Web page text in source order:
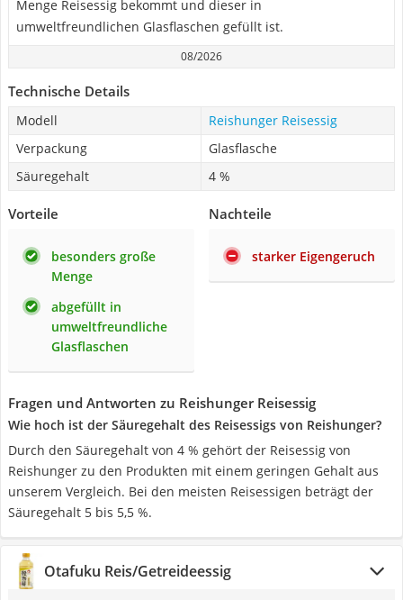
Menge Reisessig bekommt und dieser in
umweltfreundlichen Glasflaschen gefüllt ist.
08/2026
Technische Details
Modell
Reishunger Reisessig
Verpackung
Glasflasche
Säuregehalt
4 %
Vorteile
besonders große
Menge
abgefüllt in
umweltfreundliche
Glasflaschen
Nachteile
starker Eigengeruch
Fragen und Antworten zu Reishunger Reisessig
Wie hoch ist der Säuregehalt des Reisessigs von Reishunger?
Durch den Säuregehalt von 4 % gehört der Reisessig von
Reishunger zu den Produkten mit einem geringen Gehalt aus
unserem Vergleich. Bei den meisten Reisessigen beträgt der
Säuregehalt 5 bis 5,5 %.
Otafuku Reis/Getreideessig